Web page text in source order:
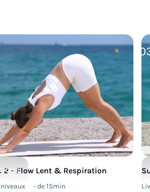
2 - Flow Lent & Respiration
niveaux - de 15min